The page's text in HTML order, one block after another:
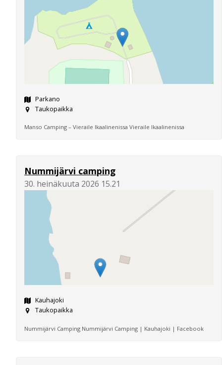
Parkano
Taukopaikka
Manso Camping – Vieraile Ikaalinenissa Vieraile Ikaalinenissa
Nummijärvi camping
30. heinäkuuta 2026 15.21
Kauhajoki
Taukopaikka
Nummijärvi Camping Nummijärvi Camping | Kauhajoki | Facebook